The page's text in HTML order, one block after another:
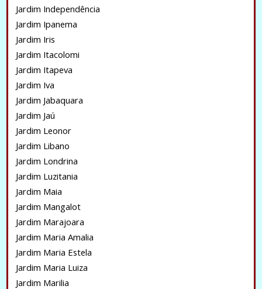
Jardim Independência
Jardim Ipanema
Jardim Iris
Jardim Itacolomi
Jardim Itapeva
Jardim Iva
Jardim Jabaquara
Jardim Jaú
Jardim Leonor
Jardim Libano
Jardim Londrina
Jardim Luzitania
Jardim Maia
Jardim Mangalot
Jardim Marajoara
Jardim Maria Amalia
Jardim Maria Estela
Jardim Maria Luiza
Jardim Marilia